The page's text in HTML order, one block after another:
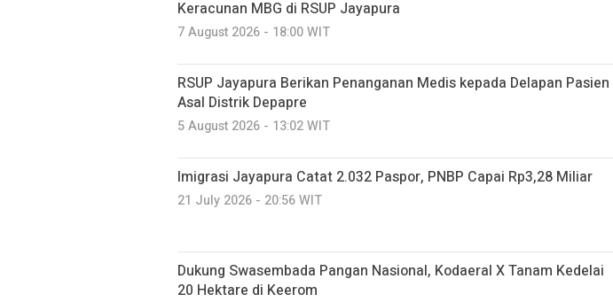
Keracunan MBG di RSUP Jayapura
7 August 2026 - 18:00 WIT
RSUP Jayapura Berikan Penanganan Medis kepada Delapan Pasien
Asal Distrik Depapre
5 August 2026 - 13:02 WIT
Imigrasi Jayapura Catat 2.032 Paspor, PNBP Capai Rp3,28 Miliar
21 July 2026 - 20:56 WIT
Dukung Swasembada Pangan Nasional, Kodaeral X Tanam Kedelai
20 Hektare di Keerom